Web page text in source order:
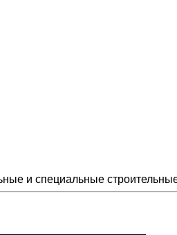
и специальные